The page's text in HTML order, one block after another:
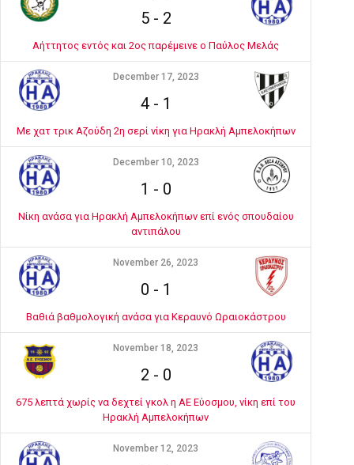
5- 2
Αήττητος εντός και 2ος παρέμεινε ο Παύλος Μελάς
December 17, 2023
4- 1
Με χατ τρικ Αζούδη 2η σερί νίκη για Ηρακλή Αμπελοκήπων
December 10, 2023
1 - 0
Νίκη ανάσα για Ηρακλή Αμπελοκήπων επί ενός σπουδαίου
αντιπάλου
November 26, 2023
0 - 1
Βαθιά βαθμολογική ανάσα για Κεραυνό Ωραιοκάστρου
November 18, 2023
2 - 0
675 λεπτά χωρίς να δεχτεί γκολ η ΑΕ Εύοσμου, νίκη επί του
Ηρακλή Αμπελοκήπων
November 12, 2023